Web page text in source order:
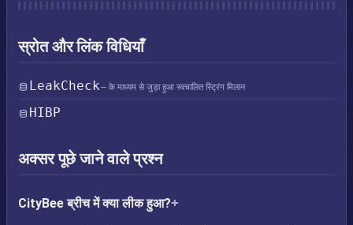
स्रोत और लिंक विधियाँ
LeakCheck— के माध्यम से जुड़ा हुआ स्वचालित स्ट्रिंग मिलान
HIBP
अक्सर पूछे जाने वाले प्रश्न
CityBee ब्रीच में क्या लीक हुआ?